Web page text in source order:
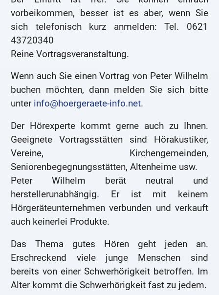
vorbeikommen, besser ist es aber, wenn Sie
sich telefonisch kurz anmelden: Tel. 0621
43720340
Reine Vortragsveranstaltung.
Wenn auch Sie einen Vortrag von Peter Wilhelm
buchen möchten, dann melden Sie sich bitte
unter info@hoergeraete-info.net.
Der Hörexperte kommt gerne auch zu Ihnen.
Geeignete Vortragsstätten sind Hörakustiker,
Vereine, Kirchengemeinden,
Seniorenbegegnungsstätten, Altenheime usw.
Peter Wilhelm berät neutral und
herstellerunabhängig. Er ist mit keinem
Hörgeräteunternehmen verbunden und verkauft
auch keinerlei Produkte.
Das Thema gutes Hören geht jeden an.
Erschreckend viele junge Menschen sind
bereits von einer Schwerhörigkeit betroffen. Im
Alter kommt die Schwerhörigkeit fast zu jedem.